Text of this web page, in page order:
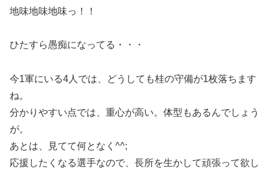
地味地味地味っ！！
ひたすら愚痴になってる・・・
今1軍にいる4人では、どうしても桂の守備が1枚落ちます
ね。
分かりやすい点では、重心が高い。体型もあるんでしょう
が。
あとは、見てて何となく^^;
応援したくなる選手なので、長所を生かして頑張って欲し